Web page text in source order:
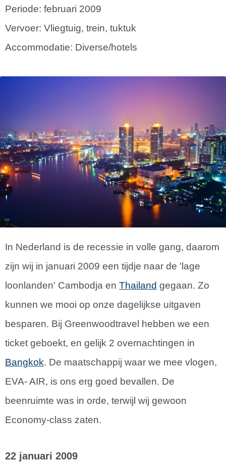
Periode: februari 2009
Vervoer: Vliegtuig, trein, tuktuk
Accommodatie: Diverse/hotels
In Nederland is de recessie in volle gang, daarom
zijn wij in januari 2009 een tijdje naar de 'lage
loonlanden' Cambodja en Thailand gegaan. Zo
kunnen we mooi op onze dagelijkse uitgaven
besparen. Bij Greenwoodtravel hebben we een
ticket geboekt, en gelijk 2 overnachtingen in
Bangkok. De maatschappij waar we mee vlogen,
EVA- AIR, is ons erg goed bevallen. De
beenruimte was in orde, terwijl wij gewoon
Economy-class zaten.
22 januari 2009